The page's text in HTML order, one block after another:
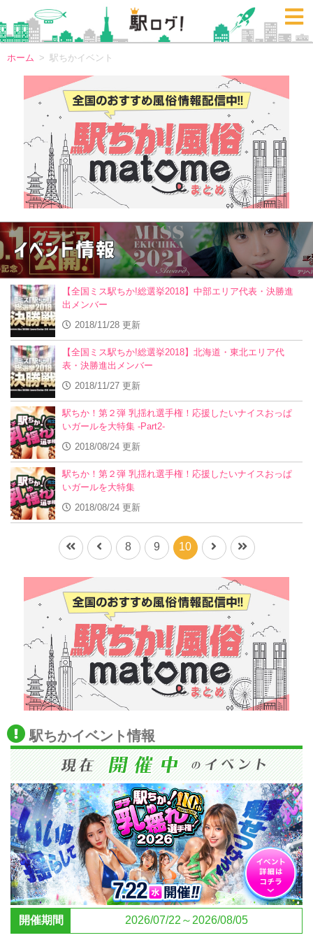
ホーム 駅ちかイベント
【全国ミス駅ちか!総選挙2018】中部エリア代表・決勝進
出メンバー
2018/11/28 更新
【全国ミス駅ちか!総選挙2018】北海道・東北エリア代
表・決勝進出メンバー
2018/11/27 更新
駅ちか！第２弾 乳揺れ選手権！応援したいナイスおっぱ
いガールを大特集 -Part2-
2018/08/24 更新
駅ちか！第２弾 乳揺れ選手権！応援したいナイスおっぱ
いガールを大特集
2018/08/24 更新
8 9 10
駅ちかイベント情報
開催期間 2026/07/22～2026/08/05